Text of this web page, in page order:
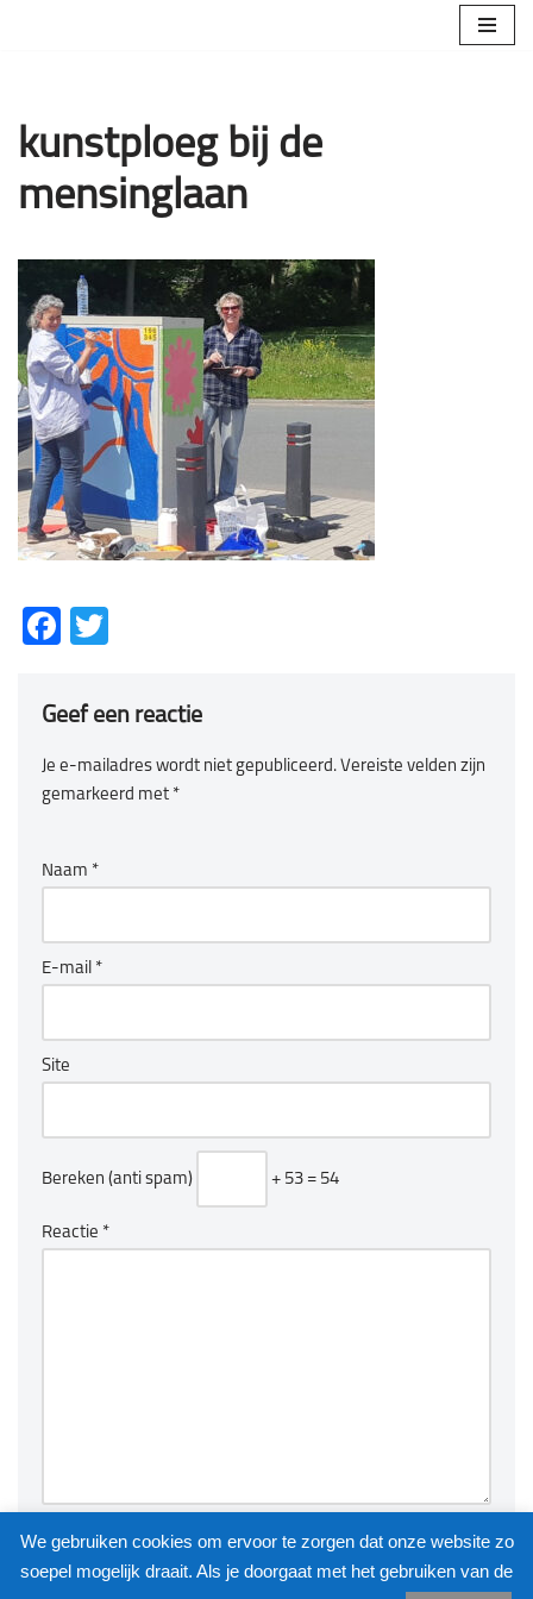
de
inhoud
kunstploeg bij de
mensinglaan
Facebook
Geef een reactie
Je e-mailadres wordt niet gepubliceerd. Vereiste velden zijn
gemarkeerd met *
Naam *
E-mail *
Site
Bereken (anti spam) + 53 = 54
Reactie *
We gebruiken cookies om ervoor te zorgen dat onze website zo
soepel mogelijk draait. Als je doorgaat met het gebruiken van de